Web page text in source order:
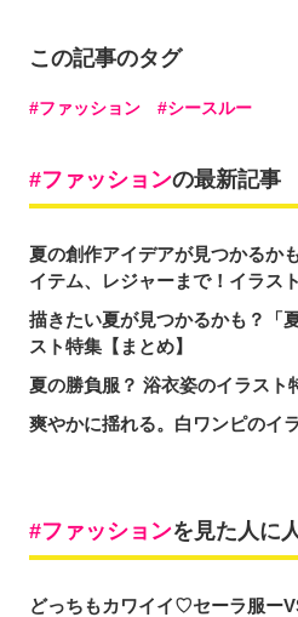
この記事のタグ
ファッション シースルー
ファッションの最新記事
夏の創作アイデアが見つかるか
イテム、レジャーまで！イラス
描きたい夏が見つかるかも？「
スト特集【まとめ】
夏の勝負服？ 浴衣姿のイラスト
爽やかに揺れる。白ワンピのイ
ファッションを見た人に
どっちもカワイイ♡セーラ服ー